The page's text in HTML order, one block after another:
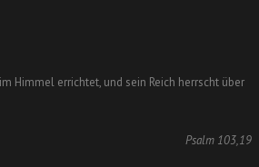
Himmel errichtet, und sein Reich herrscht über
Psalm 103,19